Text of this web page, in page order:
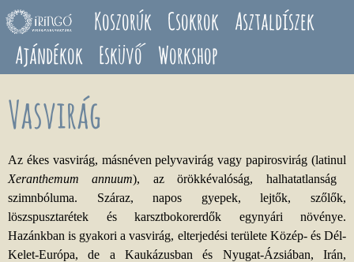
Ugrás a tartalomra Koszorúk Csokrok Asztaldíszek
Ajándékok Esküvő Workshop
Vasvirág
Az ékes vasvirág, másnéven pelyvavirág vagy papirosvirág (latinul
Xeranthemum annuum), az örökkévalóság, halhatatlanság
szimnbóluma. Száraz, napos gyepek, lejtők, szőlők,
löszspusztarétek és karsztbokorerdők egynyári növénye.
Hazánkban is gyakori a vasvirág, elterjedési területe Közép- és Dél-
Kelet-Európa, de a Kaukázusban és Nyugat-Ázsiában, Irán,